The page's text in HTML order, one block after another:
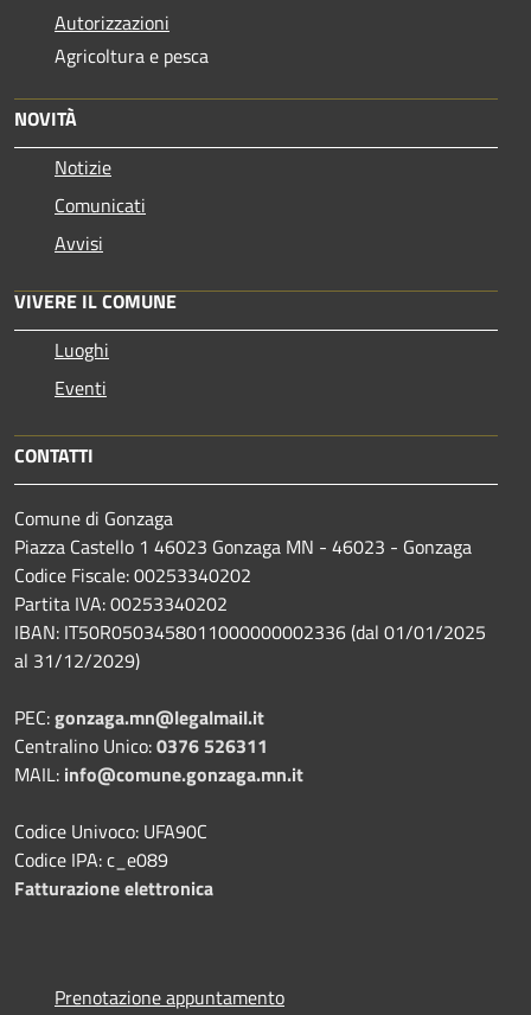
Autorizzazioni
Agricoltura e pesca
NOVITÀ
Notizie
Comunicati
Avvisi
VIVERE IL COMUNE
Luoghi
Eventi
CONTATTI
Comune di Gonzaga
Piazza Castello 1 46023 Gonzaga MN - 46023 - Gonzaga
Codice Fiscale: 00253340202
Partita IVA: 00253340202
IBAN: IT50R0503458011000000002336 (dal 01/01/2025
al 31/12/2029)
PEC:gonzaga.mn@legalmail.it
Centralino Unico:0376 526311
MAIL: info@comune.gonzaga.mn.it
Codice Univoco: UFA90C
Codice IPA: c_e089
Fatturazione elettronica
Prenotazione appuntamento